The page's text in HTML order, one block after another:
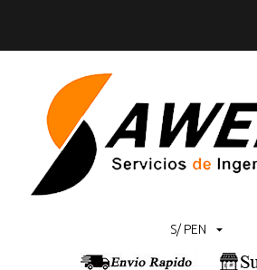
S/ PEN